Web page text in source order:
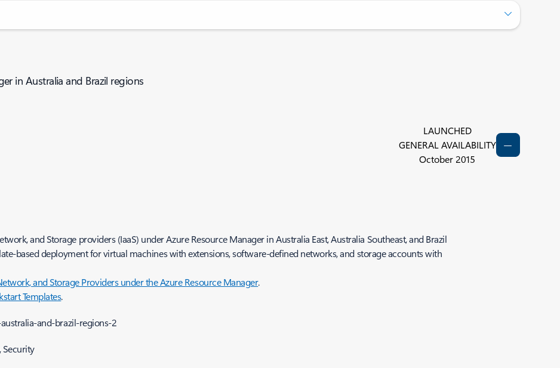
in Australia and Brazil regions
LAUNCHED
GENERAL AVAILABILITY
October 2015
and Storage providers (IaaS) under Azure Resource Manager in Australia East, Australia Southeast, and Brazil
based deployment for virtual machines with extensions, software-defined networks, and storage accounts with
and Storage Providers under the Azure Resource Manager.
Templates.
and-brazil-regions-2
Security